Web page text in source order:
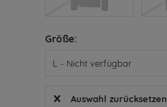
Größe:
Auswahl zurücksetzen